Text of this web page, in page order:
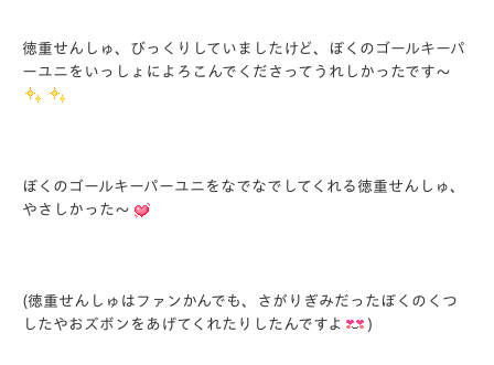
徳重せんしゅ、びっくりしていましたけど、
ぼくのゴールキーパ
ーユニをいっしょによろこんでくださってうれ しかったです～
ぼくのゴールキーパーユニをなでなでしてくれる徳重せんしゅ、
やさしかった～
(徳重せんしゅはファンかんでも、
さがりぎみだったぼくのくつ
したやおズボンをあげてくれたりした んですよ )